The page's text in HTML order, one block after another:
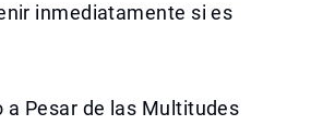
inmediatamente si es
a Pesar de las Multitudes